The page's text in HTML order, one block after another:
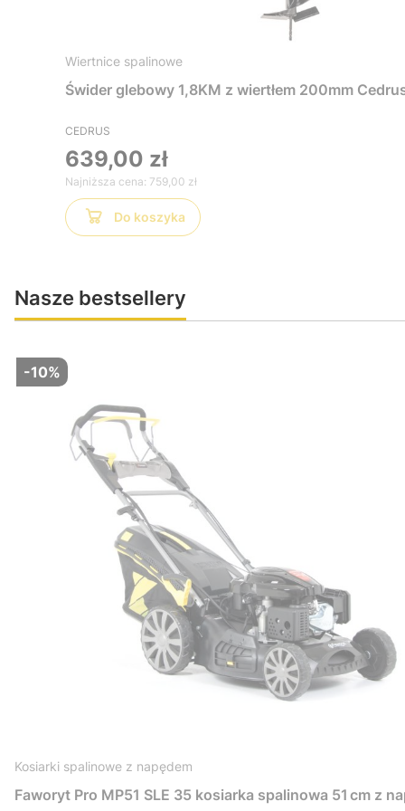
Wiertnice spalinowe
Świder glebowy 1,8KM z wiertłem 200mm
CEDRUS
639,00 zł
Najniższa cena: 759,00 zł
Do koszyka
Nasze bestsellery
-10%
Kosiarki spalinowe z napędem
Faworyt Pro MP51 SLE 35 kosiarka spalinowa 51 cm z